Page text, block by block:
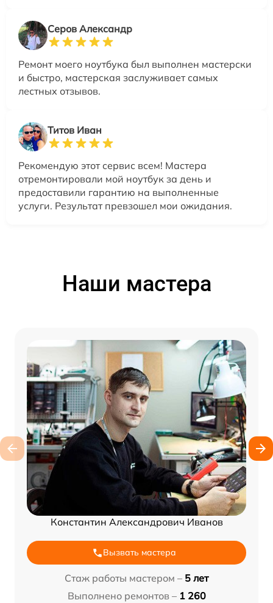
Серов Александр
Ремонт моего ноутбука был выполнен мастерски
и быстро, мастерская заслуживает самых
лестных отзывов.
Титов Иван
Рекомендую этот сервис всем! Мастера
отремонтировали мой ноутбук за день и
предоставили гарантию на выполненные
услуги. Результат превзошел мои ожидания.
Наши мастера
Константин Александрович Иванов
Вызвать мастера
Стаж работы мастером – 5 лет
Выполнено ремонтов – 1 260